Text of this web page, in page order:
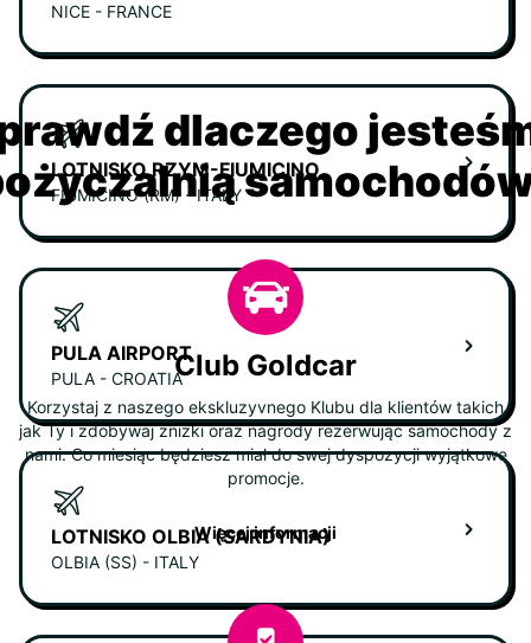
NICE - FRANCE
LOTNISKO RZYM-FIUMICINO
FIUMICINO (RM) - ITALY
PULA AIRPORT
PULA - CROATIA
LOTNISKO OLBIA (SARDYNIA)
OLBIA (SS) - ITALY
dlaczego
Club Goldcar
Korzystaj z naszego ekskluzyvnego Klubu dla klientów takich
jak Ty i zdobywaj zniżki oraz nagrody rezerwując samochody z
nami. Co miesiąc będziesz miał do swej dyspozycji wyjątkowe
promocje.
Więcej informacji